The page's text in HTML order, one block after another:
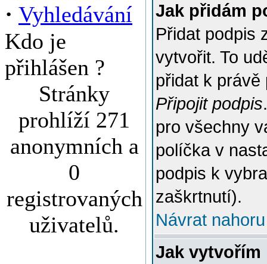
· Vyhledávání
Kdo je
přihlášen ?
Stránky
prohlíží 271
anonymních a
0
registrovaných
uživatelů.
Jak přidám
Přidat podpis
vytvořit. To
přidat k
Připojit podpis
pro všechny
políčka v
podpis k
zaškrtnutí).
Návrat nahoru
Jak vytvořím